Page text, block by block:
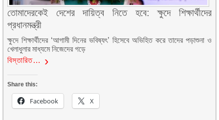
তোমাদেরকেই দেশের দায়িত্ব নিতে হবে: ক্ষুদে শিক্ষার্থীদের
প্রধানমন্ত্রী
ক্ষুদে শিক্ষার্থীদের ‘আগামী দিনের ভবিষ্যৎ’ হিসেবে অভিহিত করে তাদের পড়াশুনা ও
খেলাধুলার মাধ্যমে নিজেদের গড়ে
বিস্তারিত…
Share this:
Facebook X